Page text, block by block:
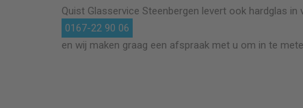
Quist GlasserviceSteenbergen levert ook hardglas in
0167-22 90 06
en wij maken graag een afspraak met u om in te